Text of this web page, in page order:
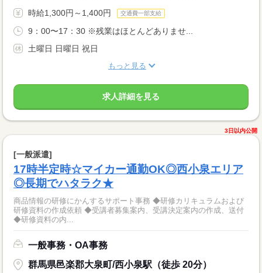
時給1,300円～1,400円 交通費一部支給
9：00〜17：30 ※残業はほとんどありませ...
土曜日 日曜日 祝日
もっと見る
求人詳細を見る
3日以内公開
[一般派遣]
17時半定時☆マイカー通勤OK◎西小泉エリア
◎長期でハタラク★
商品情報の研修にかんするサポート事務 ◆研修カリキュラムおよび
研修資料の作成依頼 ◆受講者募集案内、受講決定案内の作成、送付
◆研修資料の内...
一般事務・OA事務
群馬県邑楽郡大泉町/西小泉駅（徒歩 20分）